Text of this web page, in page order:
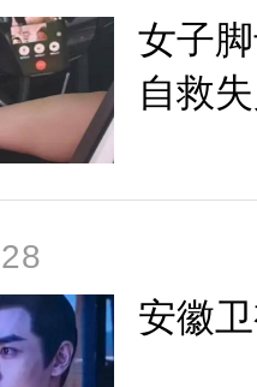
女子
自救
安徽